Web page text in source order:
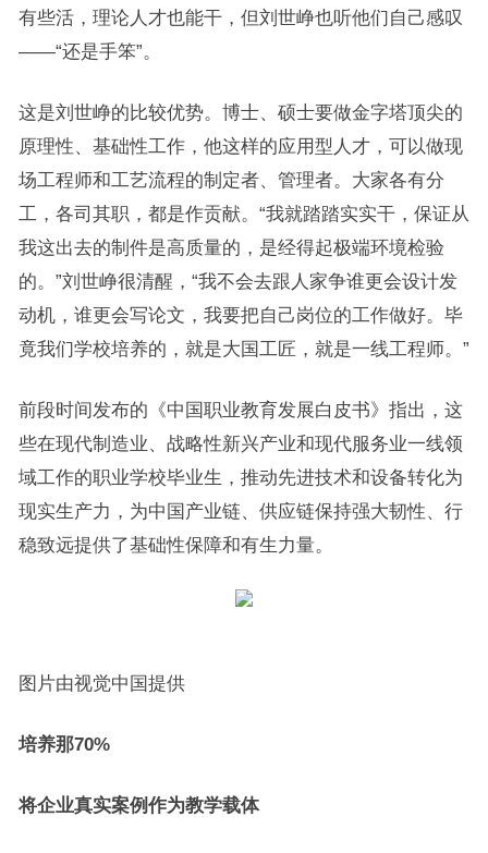
有些活，理论人才也能干，但刘世峥也听他们自己感叹
——“还是手笨”。
这是刘世峥的比较优势。博士、硕士要做金字塔顶尖的
原理性、基础性工作，他这样的应用型人才，可以做现
场工程师和工艺流程的制定者、管理者。大家各有分
工，各司其职，都是作贡献。“我就踏踏实实干，保证从
我这出去的制件是高质量的，是经得起极端环境检验
的。”刘世峥很清醒，“我不会去跟人家争谁更会设计发
动机，谁更会写论文，我要把自己岗位的工作做好。毕
竟我们学校培养的，就是大国工匠，就是一线工程师。”
前段时间发布的《中国职业教育发展白皮书》指出，这
些在现代制造业、战略性新兴产业和现代服务业一线领
域工作的职业学校毕业生，推动先进技术和设备转化为
现实生产力，为中国产业链、供应链保持强大韧性、行
稳致远提供了基础性保障和有生力量。
图片由视觉中国提供
培养那70%
将企业真实案例作为教学载体